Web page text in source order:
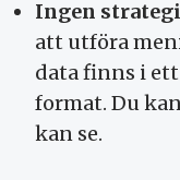
Ingen
att utföra
data finns i
format. Du
kan se.